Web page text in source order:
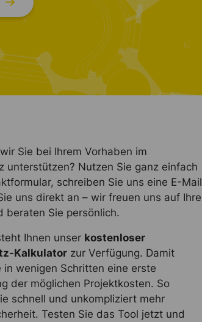
Sie bei Ihrem Vorhaben im
unterstützen? Nutzen Sie ganz einfach
schreiben Sie uns eine E-Mail
uns direkt an – wir freuen uns auf Ihre
beraten Sie persönlich.
Ihnen unser kostenloser
Kalkulator zur Verfügung. Damit
in wenigen Schritten eine erste
der möglichen Projektkosten. So
schnell und unkompliziert mehr
Testen Sie das Tool jetzt und